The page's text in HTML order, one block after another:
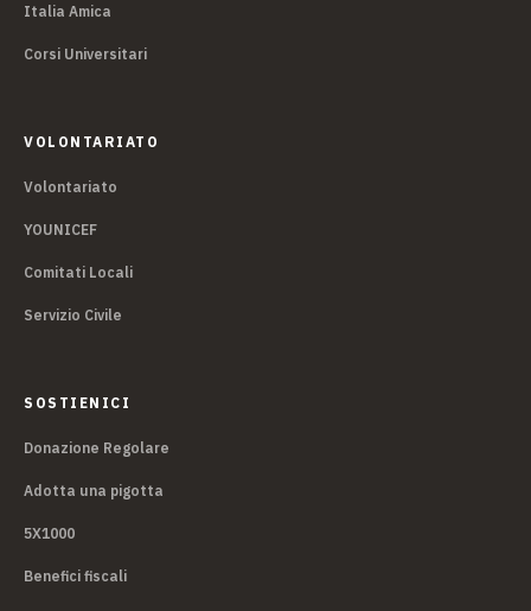
Italia Amica
Corsi Universitari
VOLONTARIATO
Volontariato
YOUNICEF
Comitati Locali
Servizio Civile
SOSTIENICI
Donazione Regolare
Adotta una pigotta
5X1000
Benefici fiscali